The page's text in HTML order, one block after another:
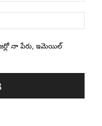
నా పేరు, ఇమెయిల్